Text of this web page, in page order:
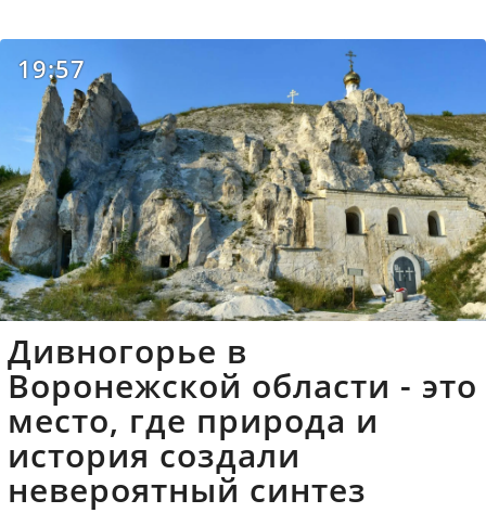
19:57
Дивногорье в
Воронежской области - это
место, где природа и
история создали
невероятный синтез